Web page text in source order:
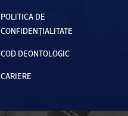
POLITICA DE
CONFIDENȚIALITATE
COD DEONTOLOGIC
CARIERE